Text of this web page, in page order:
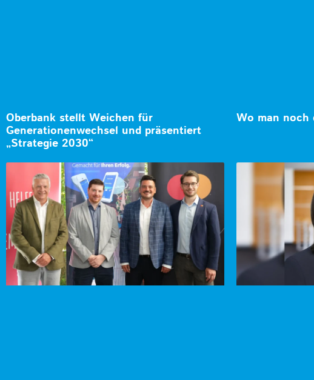
Oberbank stellt Weichen für
Generationenwechsel und präsentiert
„Strategie 2030“
Wo man noch